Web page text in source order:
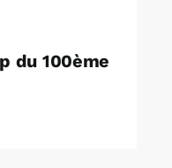
du 100ème